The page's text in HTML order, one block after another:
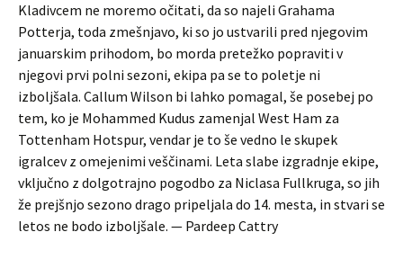
Kladivcem ne moremo očitati, da so najeli Grahama
Potterja, toda zmešnjavo, ki so jo ustvarili pred njegovim
januarskim prihodom, bo morda pretežko popraviti v
njegovi prvi polni sezoni, ekipa pa se to poletje ni
izboljšala. Callum Wilson bi lahko pomagal, še posebej po
tem, ko je Mohammed Kudus zamenjal West Ham za
Tottenham Hotspur, vendar je to še vedno le skupek
igralcev z omejenimi veščinami. Leta slabe izgradnje ekipe,
vključno z dolgotrajno pogodbo za Niclasa Fullkruga, so jih
že prejšnjo sezono drago pripeljala do 14. mesta, in stvari se
letos ne bodo izboljšale. — Pardeep Cattry